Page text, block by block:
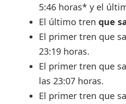
5:46 horas* y el
El último tren que
El primer tren que
23:19 horas.
El primer tren que
las 23:07 horas.
El primer tren que